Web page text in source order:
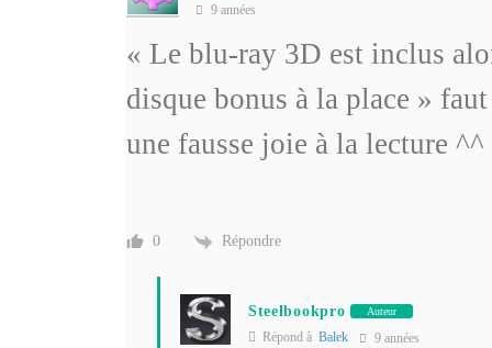
9 années
« Le blu-ray 3D est inclus
disque bonus à la place »
une fausse joie à la lecture ^^
0 Répondre
Steelbookpro Auteur
Répond à Balek 9 années